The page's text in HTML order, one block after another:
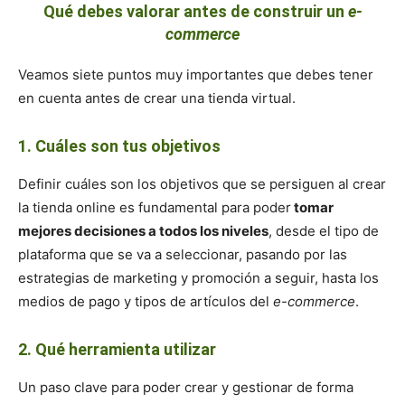
Qué debes valorar antes de construir un e-
commerce
Veamos siete puntos muy importantes que debes tener
en cuenta antes de crear una tienda virtual.
1. Cuáles son tus objetivos
Definir cuáles son los objetivos que se persiguen al crear
la tienda online es fundamental para podertomar
mejores decisiones a todos los niveles, desde el tipo de
plataforma que se va a seleccionar, pasando por las
estrategias de marketing y promoción a seguir, hasta los
medios de pago y tipos de artículos del e-commerce.
2. Qué herramienta utilizar
Un paso clave para poder crear y gestionar de forma